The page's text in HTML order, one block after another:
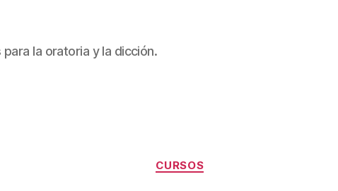
la oratoria y la dicción.
Categorías
CURSOS